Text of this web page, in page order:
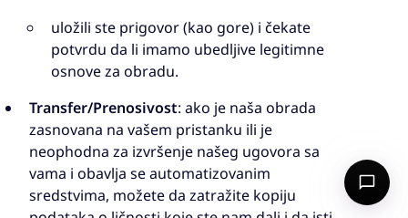
uložili ste prigovor (kao gore) i čekate
potvrdu da li imamo ubedljive legitimne
osnove za obradu.
Transfer/Prenosivost: ako je naša obrada
zasnovana na vašem pristanku ili je
neophodna za izvršenje našeg ugovora sa
vama i obavlja se automatizovanim
sredstvima, možete da zatražite kopiju